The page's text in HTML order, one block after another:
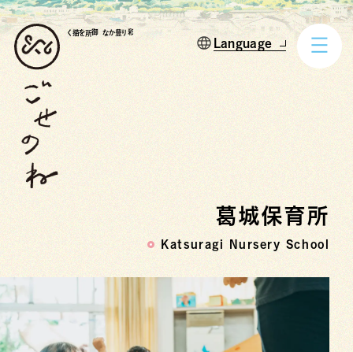
彩り豊かな
御所を描く
葛城保育所
Katsuragi Nursery School